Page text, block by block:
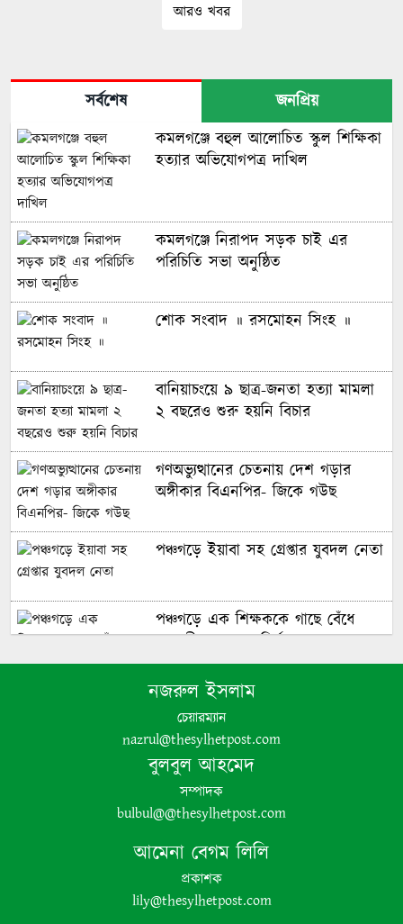
আরও খবর
সর্বশেষ
জনপ্রিয়
কমলগঞ্জে বহুল আলোচিত স্কুল শিক্ষিকা
হত্যার অভিযোগপত্র দাখিল
কমলগঞ্জে নিরাপদ সড়ক চাই এর
পরিচিতি সভা অনুষ্ঠিত
শোক সংবাদ ॥ রসমোহন সিংহ ॥
বানিয়াচংয়ে ৯ ছাত্র-জনতা হত্যা মামলা
২ বছরেও শুরু হয়নি বিচার
গণঅভ্যুত্থানের চেতনায় দেশ গড়ার
অঙ্গীকার বিএনপির- জিকে গউছ
পঞ্চগড়ে ইয়াবা সহ গ্রেপ্তার যুবদল নেতা
পঞ্চগড়ে এক শিক্ষককে গাছে বেঁধে
মধ্যযুগীয় কায়দায় নির্যাতন, থানায়
এজাহার দায়ের
শেখ হাসিনার দুঃসাহসিক ডিসেম্বর
অভিযাত্রা সরকার কী তাকে ঠেকাতে
পারবে ||
হবিগঞ্জে ভারতীয় অবৈধ পণ্য আটক
নবীগঞ্জে গৃহবধূর ঝুলন্ত মরদেহ উদ্ধার
নজরুল ইসলাম
চেয়ারম্যান
nazrul@thesylhetpost.com
বুলবুল আহমেদ
সম্পাদক
bulbul@@thesylhetpost.com
আমেনা বেগম লিলি
প্রকাশক
lily@thesylhetpost.com